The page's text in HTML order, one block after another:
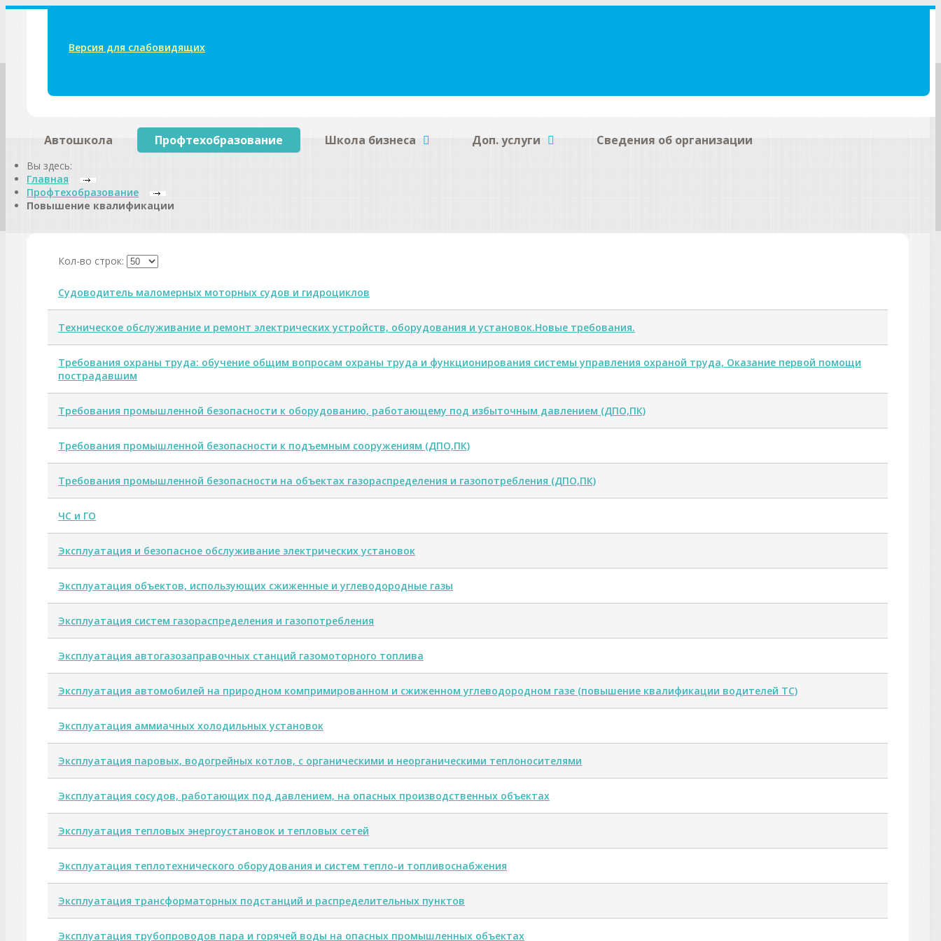
Версия для слабовидящих
Автошкола Профтехобразование Школа бизнеса Доп. услуги Сведения об организации
Вы здесь:
Главная
Профтехобразование
Повышение квалификации
Кол-во строк:
Судоводитель маломерных моторных судов и гидроциклов
Техническое обслуживание и ремонт электрических устройств, оборудования и установок.Новые требования.
Требования охраны труда: обучение общим вопросам охраны труда и функционирования системы управления охраной труда, Оказание первой помощи
пострадавшим
Требования промышленной безопасности к оборудованию, работающему под избыточным давлением (ДПО,ПК)
Требования промышленной безопасности к подъемным сооружениям (ДПО,ПК)
Требования промышленной безопасности на объектах газораспределения и газопотребления (ДПО,ПК)
ЧС и ГО
Эксплуатация и безопасное обслуживание электрических установок
Эксплуатация объектов, использующих сжиженные и углеводородные газы
Эксплуатация систем газораспределения и газопотребления
Эксплуатация автогазозаправочных станций газомоторного топлива
Эксплуатация автомобилей на природном компримированном и сжиженном углеводородном газе (повышение квалификации водителей ТС)
Эксплуатация аммиачных холодильных установок
Эксплуатация паровых, водогрейных котлов, с органическими и неорганическими теплоносителями
Эксплуатация сосудов, работающих под давлением, на опасных производственных объектах
Эксплуатация тепловых энергоустановок и тепловых сетей
Эксплуатация теплотехнического оборудования и систем тепло-и топливоснабжения
Эксплуатация трансформаторных подстанций и распределительных пунктов
Эксплуатация трубопроводов пара и горячей воды на опасных промышленных объектах